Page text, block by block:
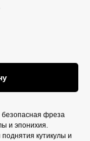
фреза
и эпонихия.
кутикулы и